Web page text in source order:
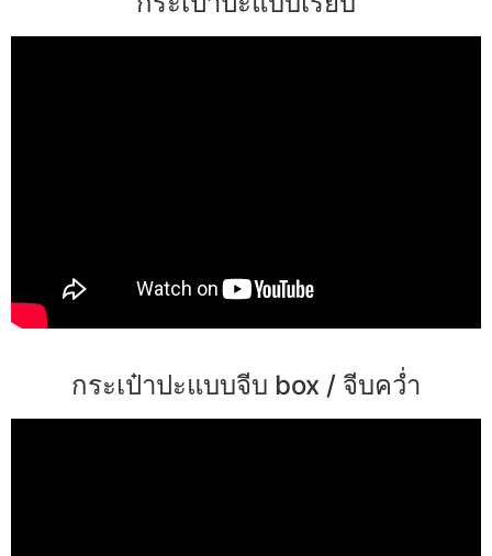
กระเป๋าปะแบบจีบ box / จีบคว่ำ